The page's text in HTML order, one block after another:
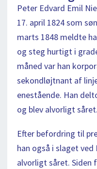
Peter Edvard Emil
17. april 1824 som
marts 1848 meldte
og steg hurtigt i
måned var han
sekondløjtnant af
enestående. Han
og blev alvorligt såret.
Efter befordring til
han også i slaget
alvorligt såret. Siden